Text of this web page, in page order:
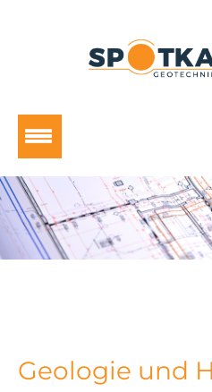
Geologie und